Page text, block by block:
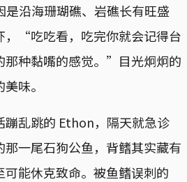
沿海珊瑚礁、岩礁长有旺盛
，“吃吃看，吃完你就会记得台
那种黏嘴的感觉。”目光炯炯的
味。
蹦乱跳的 Ethon，隔天就急诊
一尾石狗公鱼，背鳍其实藏有
能休克致命。被鱼鳍误刺的